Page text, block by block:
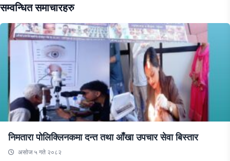
सम्वन्धित समाचारहरु
निमतारा पोलिक्लिनकमा दन्त तथा आँखा उपचार सेवा बिस्तार
असाेज ५ गते २०८२